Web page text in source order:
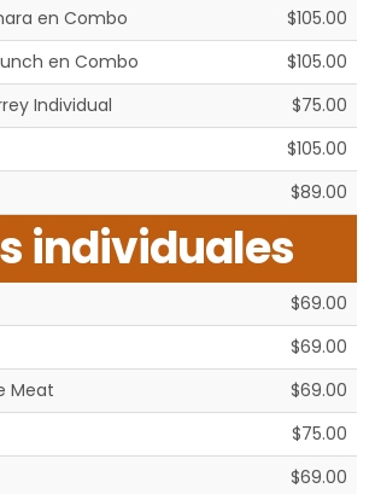
en Combo
$105.00
en Combo
$105.00
Individual
$75.00
$105.00
$89.00
individuales
$69.00
$69.00
Meat
$69.00
$75.00
$69.00